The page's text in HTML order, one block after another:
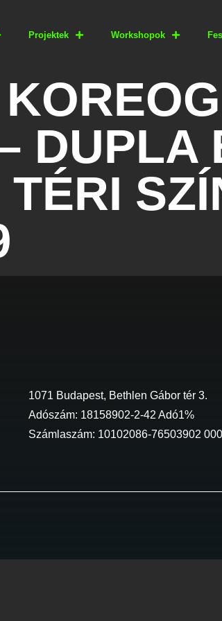
Projektek Workshopok
DUPLA
1071 Budapest, Bethlen Gábor tér 3.
Adószám: 18158902-2-42 Adó1%
Számlaszám: 10102086-76503902